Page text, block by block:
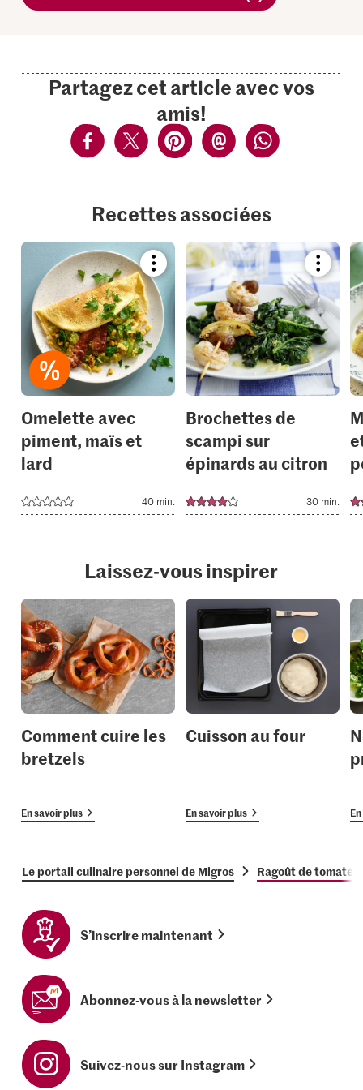
Partagez cet article avec vos
amis!
Recettes associées
Bookmark
recipe
or
add
it
to
your
collections.
Omelette avec
piment, maïs et
lard
40 min.
recipe
or
add
it
to
your
Brochettes de
scampi sur
épinards au citron
30 min.
Laissez-vous inspirer
Comment cuire les
bretzels
En savoir plus
Cuisson au four
En savoir plus
Le portail culinaire personnel de Migros Ragoût de tomates
S’inscrire maintenant
Abonnez-vous à la newsletter
Suivez-nous sur Instagram